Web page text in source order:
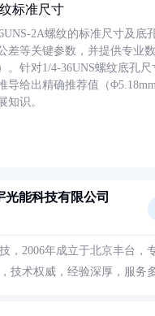
标准尺寸
2A螺纹的标准尺寸及底
差等关键参数，并提供专业
。针对1/4-36UNS螺纹底孔尺
导给出精确推荐值（
知识。
光能科技有限公司
，2006年成立于北京丰台，
技术权威，经验深厚，服务多